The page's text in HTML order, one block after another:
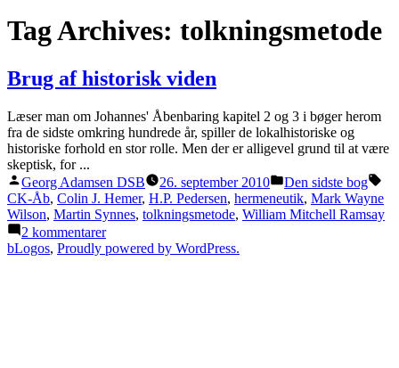
Tag Archives: tolkningsmetode
Brug af historisk viden
Læser man om Johannes' Åbenbaring kapitel 2 og 3 i bøger herom
fra de sidste omkring hundrede år, spiller de lokalhistoriske og
historiske forhold en stor rolle. Men der er alligevel grund til at være
skeptisk, for ...
Posted
by
Georg Adamsen DSB 26. september 2010
Posted
in
Den sidste bog
CK-Åb, Colin J. Hemer, H.P. Pedersen, hermeneutik, Mark Wayne
Wilson, Martin Synnes, tolkningsmetode, William Mitchell Ramsay
2 kommentarertil
Brug
bLogos, Proudly powered by WordPress.